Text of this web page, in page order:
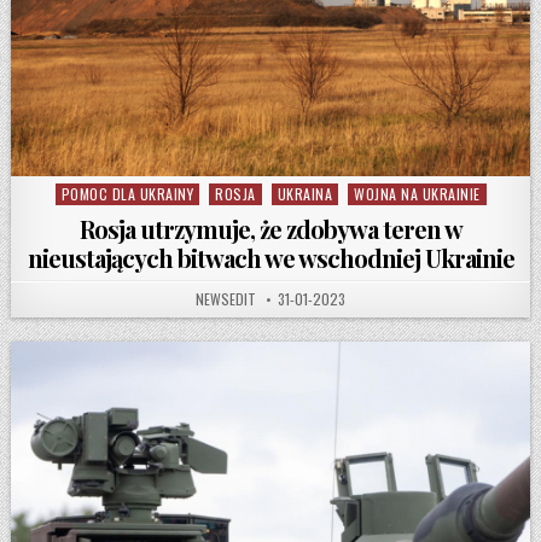
Posted in
POMOC DLA UKRAINY ROSJA UKRAINA WOJNA NA UKRAINIE
Rosja utrzymuje, że zdobywa teren w
nieustających bitwach we wschodniej Ukrainie
AUTHOR:
NEWSEDIT PUBLISHED DATE:
31-01-2023